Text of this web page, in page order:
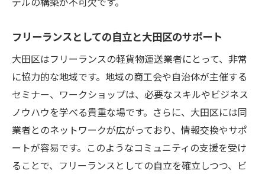
フリーランスとしての自立と大田区のサポート
大田区はフリーランスの軽貨物運送業者にとって、非常
に協力的な地域です。地域の商工会や自治体が主催する
セミナー、ワークショップは、必要なスキルやビジネス
ノウハウを学べる貴重な場です。さらに、大田区には同
業者とのネットワークが広がっており、情報交換やサポ
ートが容易です。このようなコミュニティの支援を受け
ることで、フリーランスとしての自立を確立しつつ、ビ